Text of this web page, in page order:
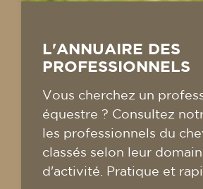
L'ANNUAIRE DES
PROFESSIONNELS
Vous cherchez un
équestre ? Consultez
les professionnels du
classés selon leur
d'activité. Pratique et